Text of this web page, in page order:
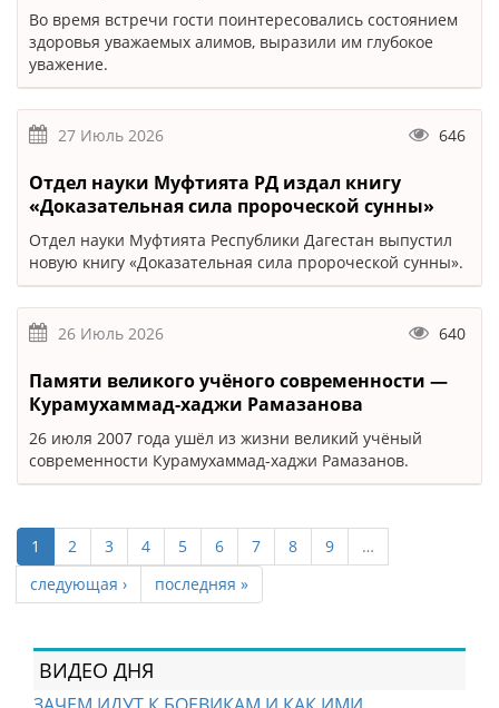
Во время встречи гости поинтересовались состоянием
здоровья уважаемых алимов, выразили им глубокое
уважение.
27 Июль 2026 646
Отдел науки Муфтията РД издал книгу
«Доказательная сила пророческой сунны»
Отдел науки Муфтията Республики Дагестан выпустил
новую книгу «Доказательная сила пророческой сунны».
26 Июль 2026 640
Памяти великого учёного современности —
Курамухаммад-хаджи Рамазанова
26 июля 2007 года ушёл из жизни великий учёный
современности Курамухаммад-хаджи Рамазанов.
1 2 3 4 5 6 7 8 9
…
следующая ›
последняя »
ВИДЕО ДНЯ